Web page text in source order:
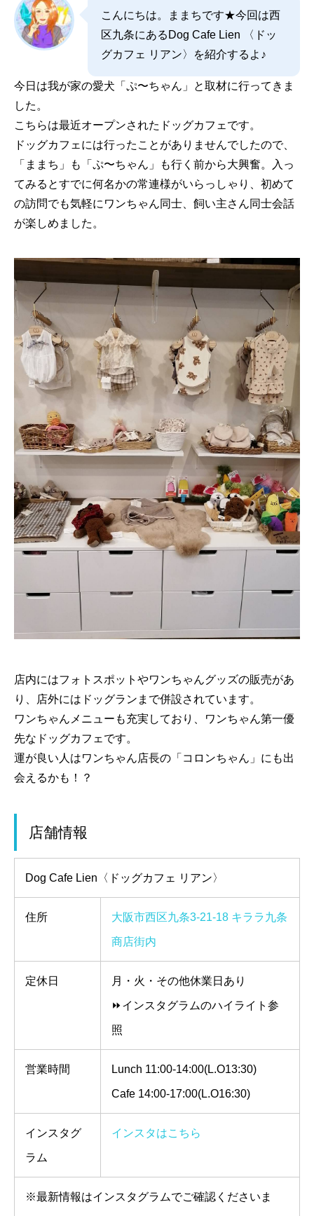
こんにちは。ままちです★今回は西
区九条にあるDog Cafe Lien 〈ドッ
グカフェ リアン〉を紹介するよ♪
今日は我が家の愛犬「ぷ〜ちゃん」と取材に行ってきま
した。
こちらは最近オープンされたドッグカフェです。
ドッグカフェには行ったことがありませんでしたので、
「ままち」も「ぷ〜ちゃん」も行く前から大興奮。入っ
てみるとすでに何名かの常連様がいらっしゃり、初めて
の訪問でも気軽にワンちゃん同士、飼い主さん同士会話
が楽しめました。
店内にはフォトスポットやワンちゃんグッズの販売があ
り、店外にはドッグランまで併設されています。
ワンちゃんメニューも充実しており、ワンちゃん第一優
先なドッグカフェです。
運が良い人はワンちゃん店長の「コロンちゃん」にも出
会えるかも！？
店舗情報
Dog Cafe Lien〈ドッグカフェ リアン〉
住所 大阪市西区九条3-21-18 キララ九条
商店街内
定休日 月・火・その他休業日あり
⏩️インスタグラムのハイライト参
照
営業時間 Lunch 11:00-14:00(L.O13:30)
Cafe 14:00-17:00(L.O16:30)
インスタグ
ラム
インスタはこちら
※最新情報はインスタグラムでご確認くださいま